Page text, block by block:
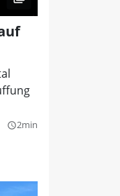
query_builder2min